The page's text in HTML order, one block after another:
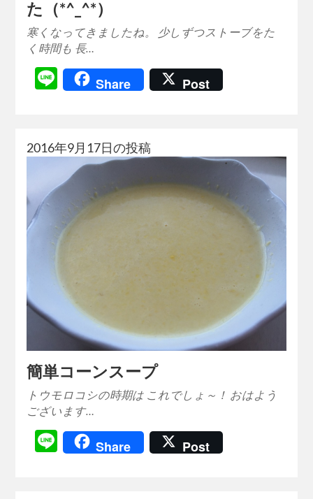
た（*^_^*）
寒くなってきましたね。 少しずつストーブをた
く時間も 長…
LineShare Post
2016年9月17日の投稿
簡単コーンスープ
トウモロコシの時期は これでしょ～！ おはよう
ございます…
LineShare Post